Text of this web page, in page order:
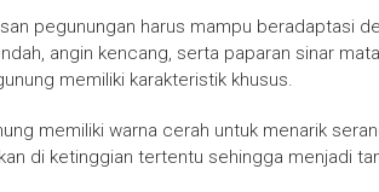
pegunungan harus mampu beradaptasi
angin kencang, serta paparan sinar
memiliki karakteristik khusus.
memiliki warna cerah untuk menarik
di ketinggian tertentu sehingga menjadi